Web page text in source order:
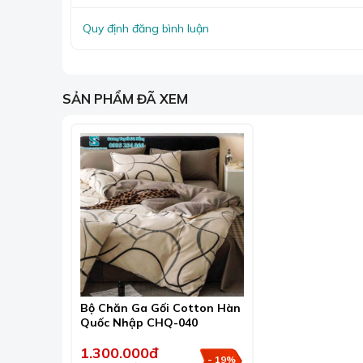
Khi mua chăn ga gối tại Sương Tuyết, khách
cấu tạo, thành phần, màu sắc cũng như ưu
được một món hàng phù hợp.
Quy định đăng bình luận
SẢN PHẨM ĐÃ XEM
Bộ Chăn Ga Gối Cotton Hàn
Quốc Nhập CHQ-040
1.300.000đ - 19%